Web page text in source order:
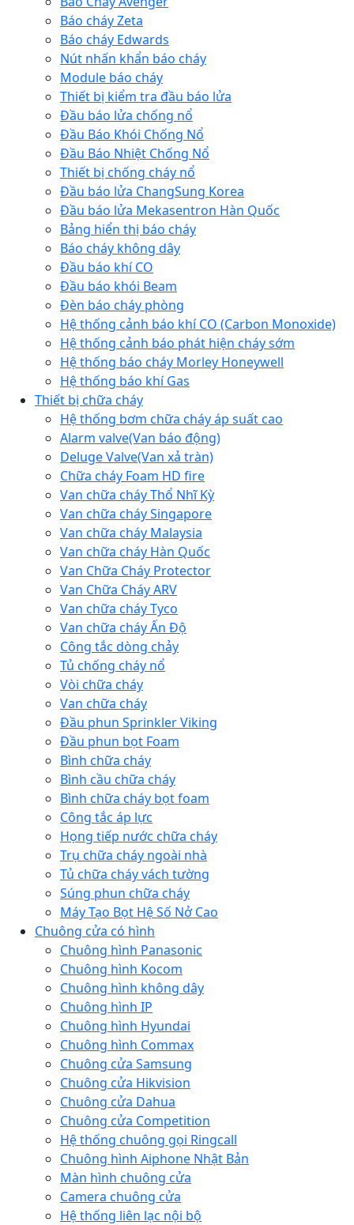
Báo cháy Zeta
Báo cháy Edwards
Nút nhấn khẩn báo cháy
Module báo cháy
Thiết bị kiểm tra đầu báo lửa
Đầu báo lửa chống nổ
Đầu Báo Khói Chống Nổ
Đầu Báo Nhiệt Chống Nổ
Thiết bị chống cháy nổ
Đầu báo lửa ChangSung Korea
Đầu báo lửa Mekasentron Hàn Quốc
Bảng hiển thị báo cháy
Báo cháy không dây
Đầu báo khí CO
Đầu báo khói Beam
Đèn báo cháy phòng
Hệ thống cảnh báo khí CO (Carbon Monoxide)
Hệ thống cảnh báo phát hiện cháy sớm
Hệ thống báo cháy Morley Honeywell
Hệ thống báo khí Gas
Thiết bị chữa cháy
Hệ thống bơm chữa cháy áp suất cao
Alarm valve(Van báo động)
Deluge Valve(Van xả tràn)
Chữa cháy Foam HD fire
Van chữa cháy Thổ Nhĩ Kỳ
Van chữa cháy Singapore
Van chữa cháy Malaysia
Van chữa cháy Hàn Quốc
Van Chữa Cháy Protector
Van Chữa Cháy ARV
Van chữa cháy Tyco
Van chữa cháy Ấn Độ
Công tắc dòng chảy
Tủ chống cháy nổ
Vòi chữa cháy
Van chữa cháy
Đầu phun Sprinkler Viking
Đầu phun bọt Foam
Bình chữa cháy
Bình cầu chữa cháy
Bình chữa cháy bọt foam
Công tắc áp lực
Họng tiếp nước chữa cháy
Trụ chữa cháy ngoài nhà
Tủ chữa cháy vách tường
Súng phun chữa cháy
Máy Tạo Bọt Hệ Số Nở Cao
Chuông cửa có hình
Chuông hình Panasonic
Chuông hình Kocom
Chuông hình không dây
Chuông hình IP
Chuông hình Hyundai
Chuông hình Commax
Chuông cửa Samsung
Chuông cửa Hikvision
Chuông cửa Dahua
Chuông cửa Competition
Hệ thống chuông gọi Ringcall
Chuông hình Aiphone Nhật Bản
Màn hình chuông cửa
Camera chuông cửa
Hệ thống liên lạc nội bộ